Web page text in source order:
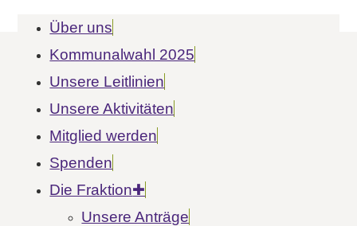
Über uns
Kommunalwahl 2025
Unsere Leitlinien
Unsere Aktivitäten
Mitglied werden
Spenden
Die Fraktion
Unsere Anträge